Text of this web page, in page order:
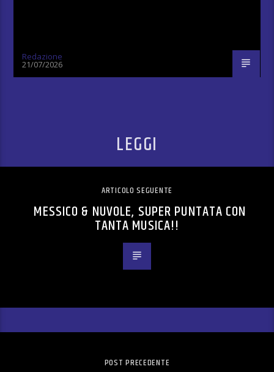
Redazione
21/07/2026
LEGGI
ARTICOLO SEGUENTE
MESSICO & NUVOLE, SUPER PUNTATA CON
TANTA MUSICA!!
POST PRECEDENTE